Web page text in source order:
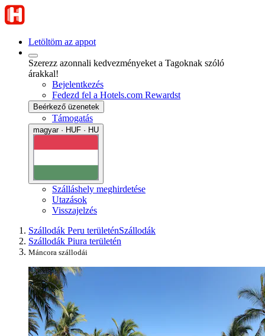
Letöltöm az appot
Szerezz azonnali kedvezményeket a Tagoknak szóló
árakkal!
Bejelentkezés
Fedezd fel a Hotels.com Rewardst
Beérkező üzenetek
Támogatás
magyar · HUF · HU
Szálláshely meghirdetése
Utazások
Visszajelzés
Szállodák Peru területénSzállodák
Szállodák Piura területén
Máncora szállodái